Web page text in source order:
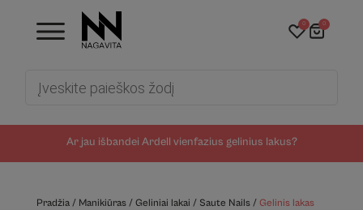
Ar jau išbandei Ardell vienfazius gelinius lakus?
0 0
Pradžia/ Manikiūras/ Geliniai lakai / Saute Nails/ Gelinis lakas